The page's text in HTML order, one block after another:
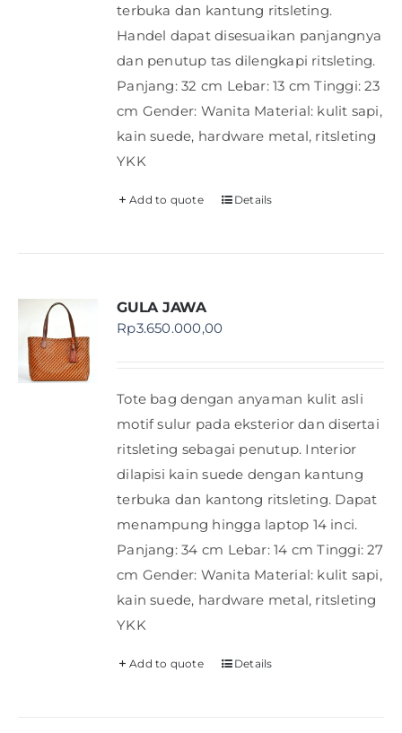
terbuka dan kantung ritsleting.
Handel dapat disesuaikan panjangnya
dan penutup tas dilengkapi ritsleting.
Panjang: 32 cm Lebar: 13 cm Tinggi: 23
cm Gender: Wanita Material: kulit sapi,
kain suede, hardware metal, ritsleting
YKK
Add to quote Details
GULA JAWA
Rp3.650.000,00
Tote bag dengan anyaman kulit asli
motif sulur pada eksterior dan disertai
ritsleting sebagai penutup. Interior
dilapisi kain suede dengan kantung
terbuka dan kantong ritsleting. Dapat
menampung hingga laptop 14 inci.
Panjang: 34 cm Lebar: 14 cm Tinggi: 27
cm Gender: Wanita Material: kulit sapi,
kain suede, hardware metal, ritsleting
YKK
Add to quote Details